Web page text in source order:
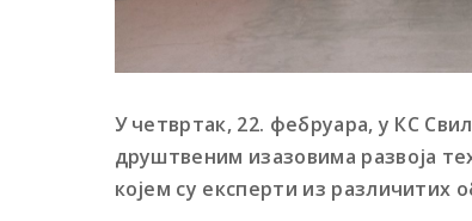
У четвртак, 22. фебруара, у КС
друштвеним изазовима развоја
којем су експерти из различитих